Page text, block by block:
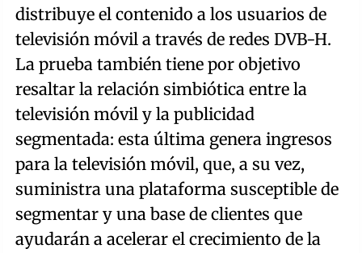
distribuye el contenido a los usuarios de
televisión móvil a través de redes DVB-H.
La prueba también tiene por objetivo
resaltar la relación simbiótica entre la
televisión móvil y la publicidad
segmentada: esta última genera ingresos
para la televisión móvil, que, a su vez,
suministra una plataforma susceptible de
segmentar y una base de clientes que
ayudarán a acelerar el crecimiento de la